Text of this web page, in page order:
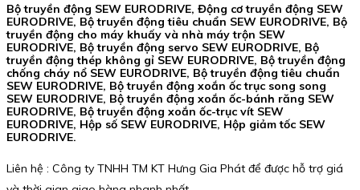
Bộ truyền động SEW EURODRIVE, Động cơ truyền động SEW
EURODRIVE, Bộ truyền động tiêu chuẩn SEW EURODRIVE, Bộ
truyền động cho máy khuấy và nhà máy trộn SEW
EURODRIVE, Bộ truyền động servo SEW EURODRIVE, Bộ
truyền động thép không gỉ SEW EURODRIVE, Bộ truyền động
chống cháy nổ SEW EURODRIVE, Bộ truyền động tiêu chuẩn
SEW EURODRIVE, Bộ truyền động xoắn ốc trục song song
SEW EURODRIVE, Bộ truyền động xoắn ốc-bánh răng SEW
EURODRIVE, Bộ truyền động xoắn ốc-trục vít SEW
EURODRIVE, Hộp số SEW EURODRIVE, Hộp giảm tốc SEW
EURODRIVE.
Liên hệ : Công ty TNHH TM KT Hưng Gia Phát để được hỗ trợ giá